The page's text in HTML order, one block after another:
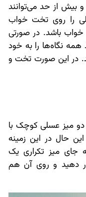
بیش از حد می‌توانند
را روی تخت خواب
خواب باشد. در صورتی
نگاه‌ها را به خود
در این صورت تخت و
میز عسلی کوچک با
حال در این زمینه
جای میز تکراری یک
دهید و روی آن هم